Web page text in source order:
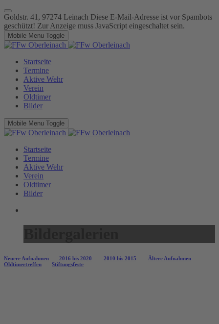
Goldstr. 41, 97274 Leinach Diese E-Mail-Adresse ist vor Spambots
geschützt! Zur Anzeige muss JavaScript eingeschaltet sein.
Mobile Menu Toggle
Startseite
Termine
Aktive Wehr
Verein
Oldtimer
Bilder
Mobile Menu Toggle
Startseite
Termine
Aktive Wehr
Verein
Oldtimer
Bilder
Neuere Aufnahmen 2016 bis 2020 2010 bis 2015
Ältere Aufnahmen
Oldtimertreffen
Stiftungsfeste